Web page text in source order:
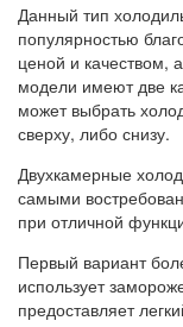
Данный тип
популярностью
ценой и качеством,
модели имеют две
может выбрать
сверху, либо снизу.
Двухкамерные
самыми
при отличной
Первый вариант
использует
предоставляет